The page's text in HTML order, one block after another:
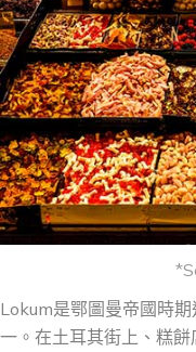
Lokum是鄂圖曼帝國時
一。在土耳其街上、糕